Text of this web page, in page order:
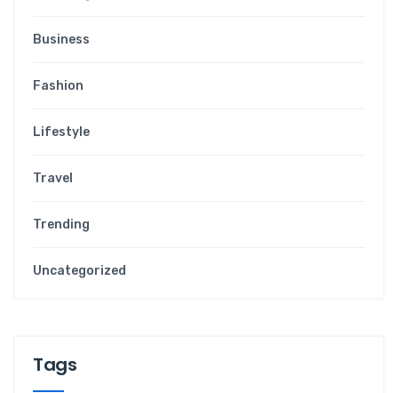
Business
Fashion
Lifestyle
Travel
Trending
Uncategorized
Tags